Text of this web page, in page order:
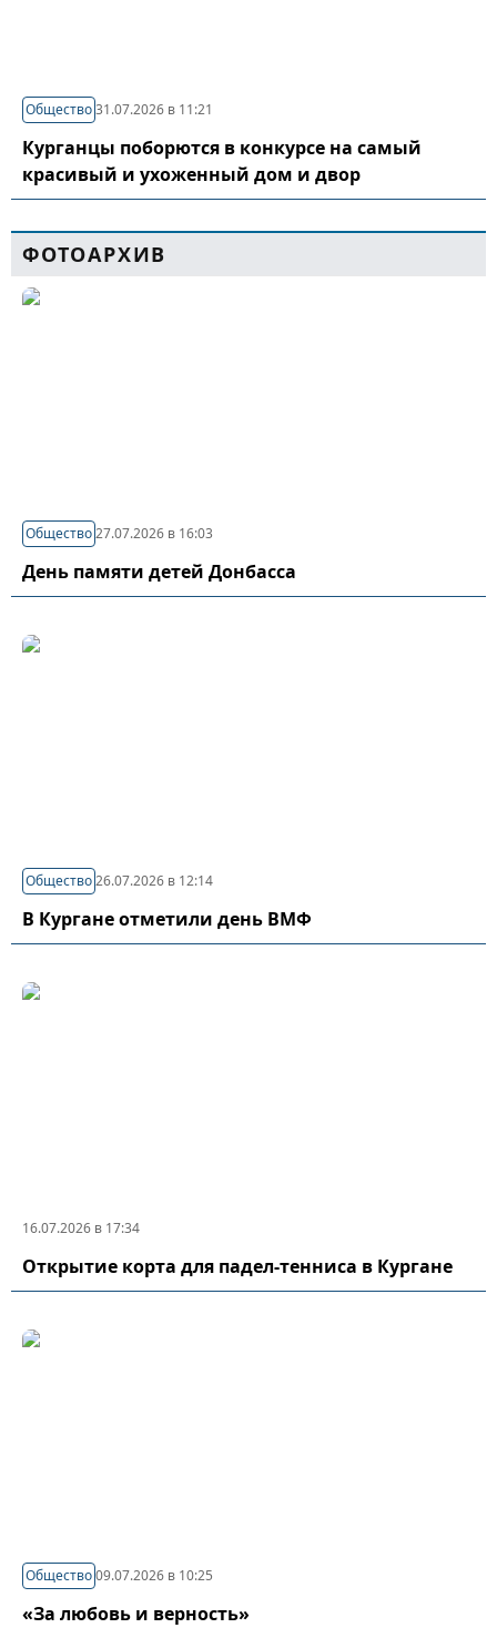
Общество31.07.2026 в 11:21
Курганцы поборются в конкурсе на самый
красивый и ухоженный дом и двор
ФОТОАРХИВ
Общество27.07.2026 в 16:03
День памяти детей Донбасса
Общество26.07.2026 в 12:14
В Кургане отметили день ВМФ
16.07.2026 в 17:34
Открытие корта для падел-тенниса в Кургане
Общество09.07.2026 в 10:25
«За любовь и верность»